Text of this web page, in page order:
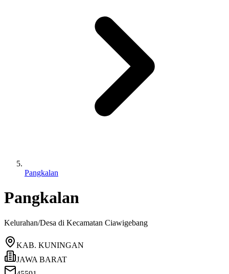
Pangkalan
Pangkalan
Kelurahan/Desa di Kecamatan Ciawigebang
KAB. KUNINGAN
JAWA BARAT